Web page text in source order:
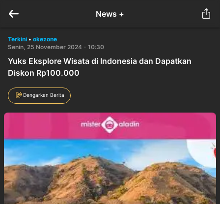
News +
Terkini • okezone
Senin, 25 November 2024 - 10:30
Yuks Eksplore Wisata di Indonesia dan Dapatkan
Diskon Rp100.000
Dengarkan Berita